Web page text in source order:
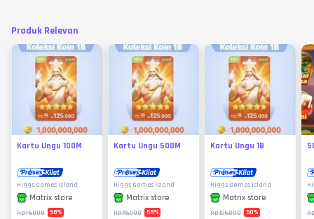
Produk Relevan
Kartu Ungu 100M
Higgs Games Island
Matrix store
Rp15.000 58%
Kartu Ungu 500M
Higgs Games Island
Matrix store
Rp75.000 58%
Kartu Ungu 1B
Higgs Games Island
Matrix store
Rp125.000 50%